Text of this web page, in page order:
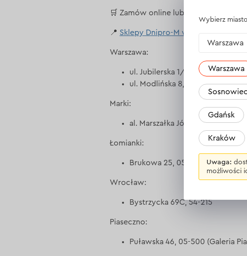
🛒 Zamów online lub odwiedź sklepy
📍 Sklepy Dnipro-M w Polsce:
Warszawa:
ul. Jubilerska 1/3, 04-190 (CH
ul. Modlińska 8, 03-216 (CH
Marki:
al. Marszałka Józefa
Łomianki:
Brukowa 25, 05-092
Wrocław:
Bystrzycka 69C, 54-215
Piaseczno:
Puławska 46, 05-500 (Galeria
Wybierz
Warszawa
Warszawa
Sosnowiec
Gdańsk
Kraków
Uwaga:
możliwości